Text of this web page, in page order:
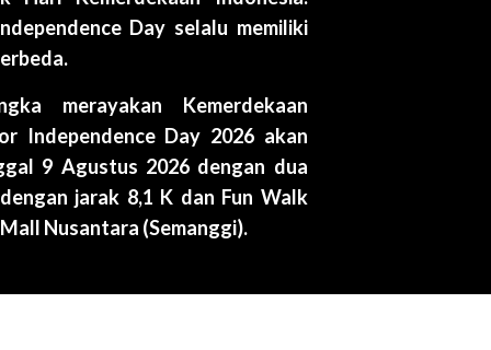
Day selalu memiliki
merayakan Kemerdekaan
Independence Day 2026 akan
9 Agustus 2026 dengan dua
jarak 8,1 K dan Fun Walk
Nusantara (Semanggi).